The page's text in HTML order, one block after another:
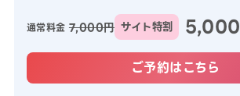
通常料金 7,000円 サイト特割 5,000
ご予約はこちら